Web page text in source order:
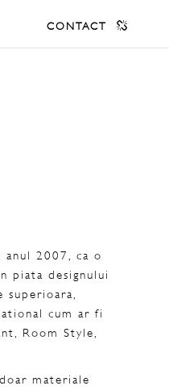
CONTACT
anul 2007, ca o
piata designului
cum ar fi
Room Style,
materiale